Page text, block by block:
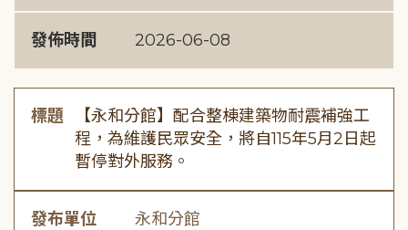
發佈時間 2026-06-08
標題
【永和分館】配合整棟建築物耐震補強工
程，為維護民眾安全，將自115年5月2日起
暫停對外服務。
發布單位 永和分館